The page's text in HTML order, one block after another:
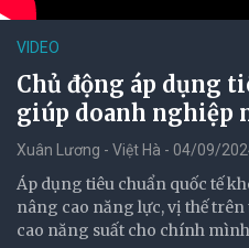
VIDEO
Chủ động áp dụng
giúp doanh nghiệp
Xuân Lương - Việt Hà - 04/09/
Áp dụng tiêu chuẩn quốc tế
nâng cao năng lực, vị thế
cao năng suất cho chính